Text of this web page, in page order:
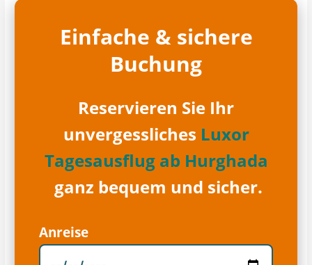
Einfache & sichere
Buchung
Reservieren Sie Ihr
unvergessliches Luxor
Tagesausflug ab Hurghada
ganz bequem und sicher.
Anreise